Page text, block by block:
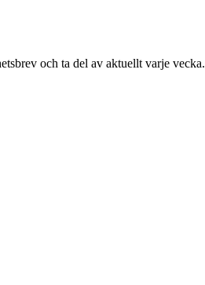
och ta del av aktuellt varje vecka.